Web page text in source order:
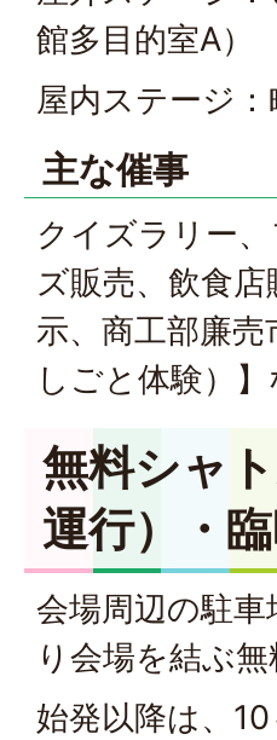
館多目的室A）
屋内ステージ
主な催事
クイズラリー
ズ販売、飲食
示、商工部廉売
しごと体験）
無料シャ
運行）・
会場周辺の駐
り会場を結ぶ
始発以降は、